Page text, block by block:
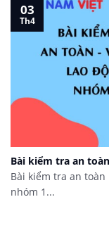
Bài kiểm tra an
Bài kiểm tra an
nhóm 1...
03
Th4